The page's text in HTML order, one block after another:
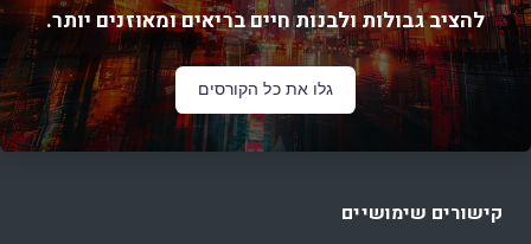
להציב גבולות ולבנות חיים בריאים ומאוזנים יותר.
גלו את כל הקורסים
קישורים שימושיים